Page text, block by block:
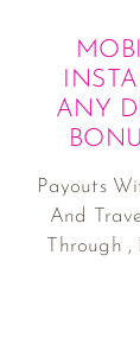
ANY
Payouts
And
Through